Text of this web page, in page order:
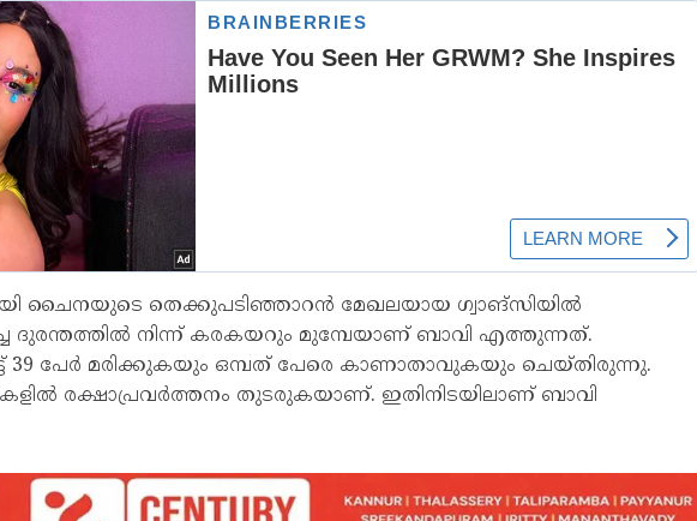
ചൈനയുടെ തെക്കുപടിഞ്ഞാറൻ മേഖലയായ ഗ്വാങ്‌സിയിൽ
ദുരന്തത്തിൽ നിന്ന് കരകയറും മുമ്പേയാണ് ബാവി എത്തുന്നത്.
39 പേർ മരിക്കുകയും ഒമ്പത് പേരെ കാണാതാവുകയും ചെയ്തിരുന്നു.
രക്ഷാപ്രവർത്തനം തുടരുകയാണ്. ഇതിനിടയിലാണ് ബാവി